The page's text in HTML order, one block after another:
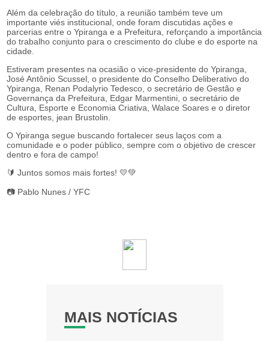
Além da celebração do título, a reunião também teve um
importante viés institucional, onde foram discutidas ações e
parcerias entre o Ypiranga e a Prefeitura, reforçando a importância
do trabalho conjunto para o crescimento do clube e do esporte na
cidade.
Estiveram presentes na ocasião o vice-presidente do Ypiranga,
José Antônio Scussel, o presidente do Conselho Deliberativo do
Ypiranga, Renan Podalyrio Tedesco, o secretário de Gestão e
Governança da Prefeitura, Edgar Marmentini, o secretário de
Cultura, Esporte e Economia Criativa, Walace Soares e o diretor
de esportes, jean Brustolin.
O Ypiranga segue buscando fortalecer seus laços com a
comunidade e o poder público, sempre com o objetivo de crescer
dentro e fora de campo!
🔰 Juntos somos mais fortes! 💛💚
📷 Pablo Nunes / YFC
MAIS NOTÍCIAS